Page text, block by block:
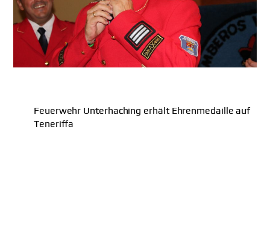
Feuerwehr Unterhaching erhält Ehrenmedaille auf
Teneriffa